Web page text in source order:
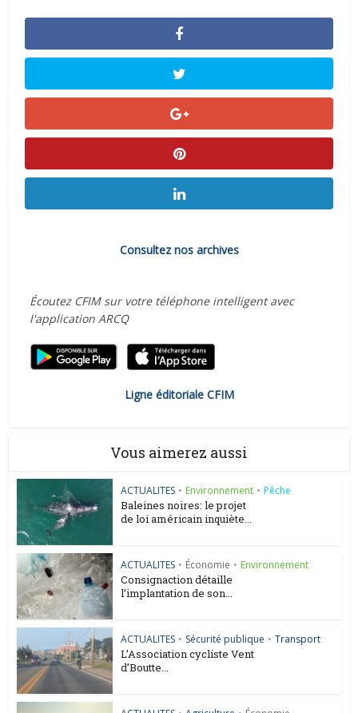
Consultez nos archives
Écoutez CFIM sur votre téléphone intelligent avec
l'application ARCQ
Ligne éditoriale CFIM
Vous aimerez aussi
ACTUALITES • Environnement • Pêche
Baleines noires: le projet
de loi américain inquiète...
ACTUALITES • Économie • Environnement
Consignaction détaille
l’implantation de son...
ACTUALITES • Sécurité publique • Transport
L’Association cycliste Vent
d’Boutte...